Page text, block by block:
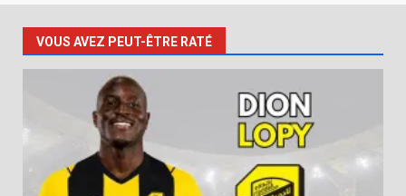
VOUS AVEZ PEUT-ÊTRE RATÉ